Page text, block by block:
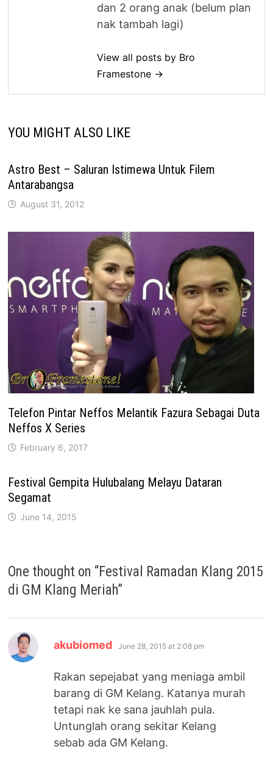
dan 2 orang anak (belum plan
nak tambah lagi)
View all posts by Bro
Framestone →
YOU MIGHT ALSO LIKE
Astro Best – Saluran Istimewa Untuk Filem
Antarabangsa
August 31, 2012
Telefon Pintar Neffos Melantik Fazura Sebagai Duta
Neffos X Series
February 6, 2017
Festival Gempita Hulubalang Melayu Dataran
Segamat
June 14, 2015
One thought on “Festival Ramadan Klang 2015
di GM Klang Meriah”
akubiomed says:
June 28, 2015 at 2:08 pm
Rakan sepejabat yang meniaga ambil
barang di GM Kelang. Katanya murah
tetapi nak ke sana jauhlah pula.
Untunglah orang sekitar Kelang
sebab ada GM Kelang.